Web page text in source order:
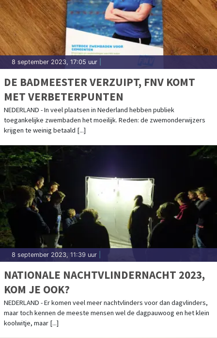
8 september 2023, 17:05 uur
DE BADMEESTER VERZUIPT, FNV KOMT
MET VERBETERPUNTEN
NEDERLAND - In veel plaatsen in Nederland hebben publiek
toegankelijke zwembaden het moeilijk. Reden: de zwemonderwijzers
krijgen te weinig betaald [...]
8 september 2023, 11:39 uur
NATIONALE NACHTVLINDERNACHT 2023,
KOM JE OOK?
NEDERLAND - Er komen veel meer nachtvlinders voor dan dagvlinders,
maar toch kennen de meeste mensen wel de dagpauwoog en het klein
koolwitje, maar [...]